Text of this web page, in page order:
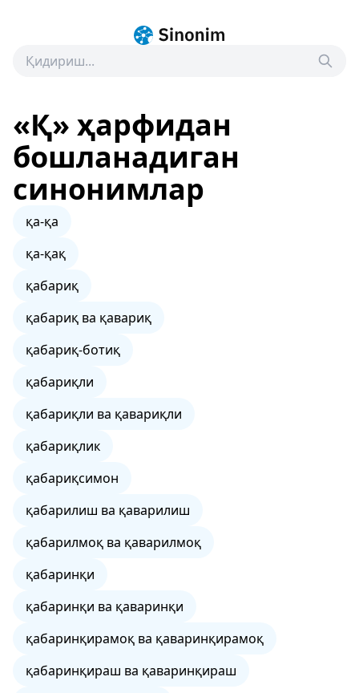
«Қ» ҳарфидан
бошланадиган
синонимлар
қа-қа
қа-қақ
қабариқ
қабариқ ва қавариқ
қабариқ-ботиқ
қабариқли
қабариқли ва қавариқли
қабариқлик
қабариқсимон
қабарилиш ва қаварилиш
қабарилмоқ ва қаварилмоқ
қабаринқи
қабаринқи ва қаваринқи
қабаринқирамоқ ва қаваринқирамоқ
қабаринқираш ва қаваринқираш